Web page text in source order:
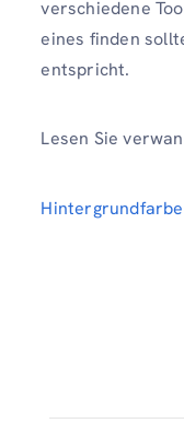
verschiedene
eines finden
entspricht.
Lesen Sie